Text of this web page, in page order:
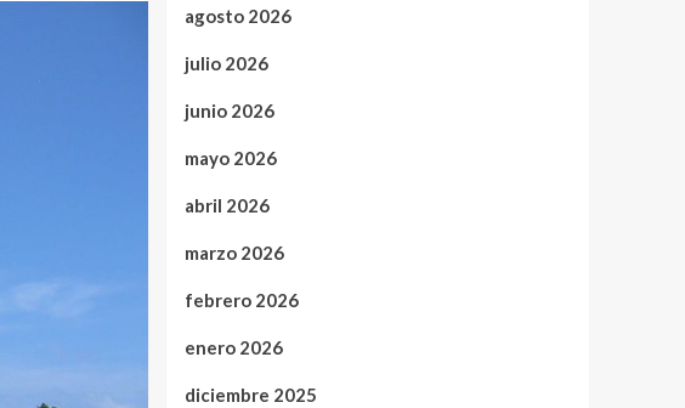
agosto 2026
julio 2026
junio 2026
mayo 2026
abril 2026
marzo 2026
febrero 2026
enero 2026
diciembre 2025